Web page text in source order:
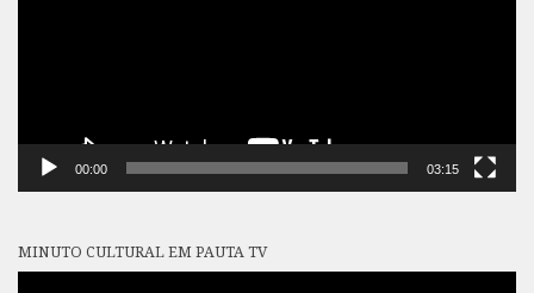
00:00 03:15
MINUTO CULTURAL EM PAUTA TV